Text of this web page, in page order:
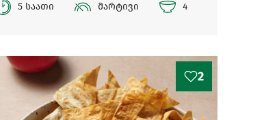
5 საათი მარტივი 4
2